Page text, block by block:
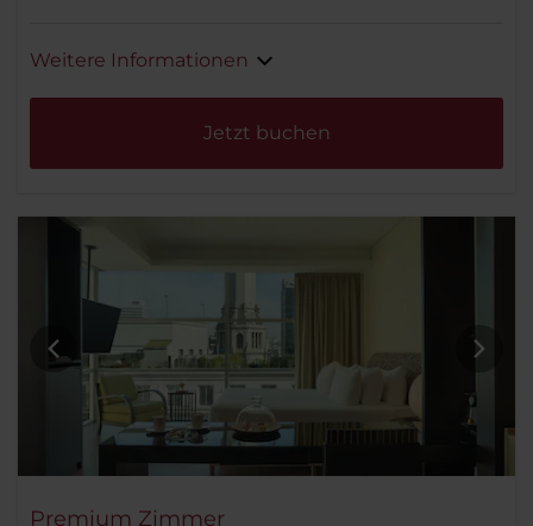
Weitere Informationen
Jetzt buchen
Premium Zimmer